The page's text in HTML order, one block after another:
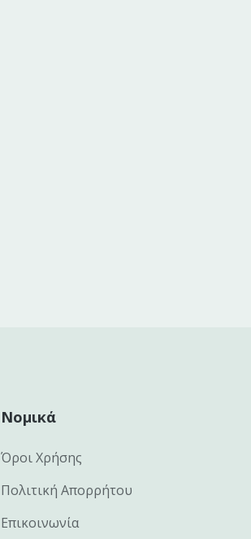
Νομικά
Όροι Χρήσης
Πολιτική Απορρήτου
Επικοινωνία